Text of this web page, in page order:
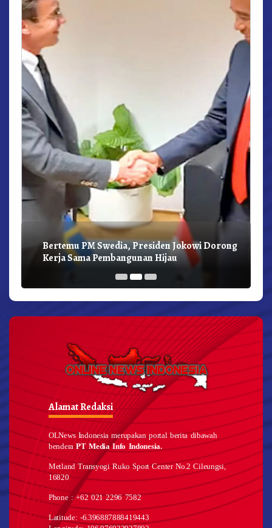
Bertemu PM Swedia, Presiden Jokowi Dorong
Kerja Sama Pembangunan Hijau
Alamat Redaksi
OLNews Indonesia merupakan portal berita dibawah
benderaPT Media Info Indonesia.
Metland Transyogi Ruko Sport Center No.2 Cileungsi,
16820
Phone : +62 021 2296 7582
Latitude: -6.396887888419443